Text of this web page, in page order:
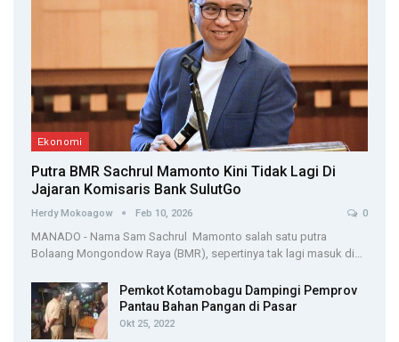
Ekonomi
Putra BMR Sachrul Mamonto Kini Tidak Lagi Di
Jajaran Komisaris Bank SulutGo
Herdy Mokoagow Feb 10, 2026 0
MANADO - Nama Sam Sachrul Mamonto salah satu putra
Bolaang Mongondow Raya (BMR), sepertinya tak lagi masuk di…
Pemkot Kotamobagu Dampingi Pemprov
Pantau Bahan Pangan di Pasar
Okt 25, 2022